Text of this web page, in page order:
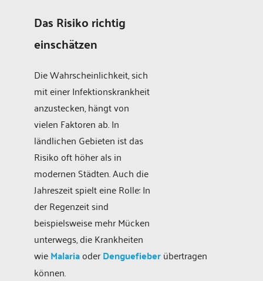
Das Risiko richtig
einschätzen
Die Wahrscheinlichkeit, sich
mit einer Infektionskrankheit
anzustecken, hängt von
vielen Faktoren ab. In
ländlichen Gebieten ist das
Risiko oft höher als in
modernen Städten. Auch die
Jahreszeit spielt eine Rolle: In
der Regenzeit sind
beispielsweise mehr Mücken
unterwegs, die Krankheiten
wieMalariaoderDenguefieberübertragen
können.